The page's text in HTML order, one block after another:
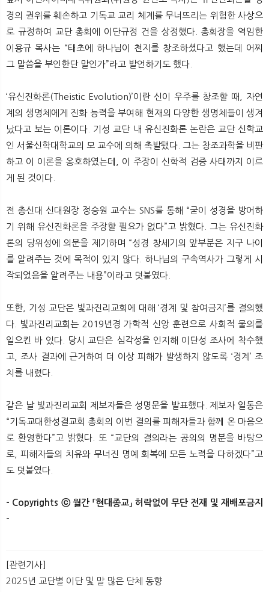
경의 권위를 훼손하고 기독교 교리 체계를 무너뜨리는 위험한 사상으
로 규정하여 교단 총회에 이단규정 건을 상정했다. 총회장을 역임한
이용규 목사는 “태초에 하나님이 천지를 창조하셨다고 했는데 어찌
그 말씀을 부인한단 말인가”라고 발언하기도 했다.
‘유신진화론(Theistic Evolution)’이란 신이 우주를 창조할 때, 자연
계의 생명체에게 진화 능력을 부여해 현재의 다양한 생명체들이 생겨
났다고 보는 이론이다. 기성 교단 내 유신진화론 논란은 교단 신학교
인 서울신학대학교의 모 교수에 의해 촉발됐다. 그는 창조과학을 비판
하고 이 이론을 옹호하였는데, 이 주장이 신학적 검증 사태까지 이르
게 된 것이다.
전 총신대 신대원장 정승원 교수는 SNS를 통해 “굳이 성경을 방어하
기 위해 유신진화론을 주장할 필요가 없다”고 밝혔다. 그는 유신진화
론의 당위성에 의문을 제기하며 “성경 창세기의 앞부분은 지구 나이
를 알려주는 것에 목적이 있지 않다. 하나님의 구속역사가 그렇게 시
작되었음을 알려주는 내용”이라고 덧붙였다.
또한, 기성 교단은 빛과진리교회에 대해 ‘경계 및 참여금지’를 결의했
다. 빛과진리교회는 2019년경 가학적 신앙 훈련으로 사회적 물의를
일으킨 바 있다. 당시 교단은 심각성을 인지해 이단성 조사에 착수했
고, 조사 결과에 근거하여 더 이상 피해가 발생하지 않도록 ‘경계’ 조
치를 내렸다.
같은 날 빛과진리교회 제보자들은 성명문을 발표했다. 제보자 일동은
“기독교대한성결교회 총회의 이번 결의를 피해자들과 함께 온 마음으
로 환영한다”고 밝혔다. 또 “교단의 결의라는 공의의 명분을 바탕으
로, 피해자들의 치유와 무너진 명예 회복에 모든 노력을 다하겠다”고
도 덧붙였다.​
- Copyrights ⓒ 월간 「현대종교」 허락없이 무단 전재 및 재배포금지
-​
[관련기사]
2025년 교단별 이단 및 말 많은 단체 동향